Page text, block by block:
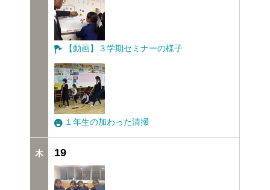
【動画】３学期セミナーの様子
１年生の加わった清掃
19